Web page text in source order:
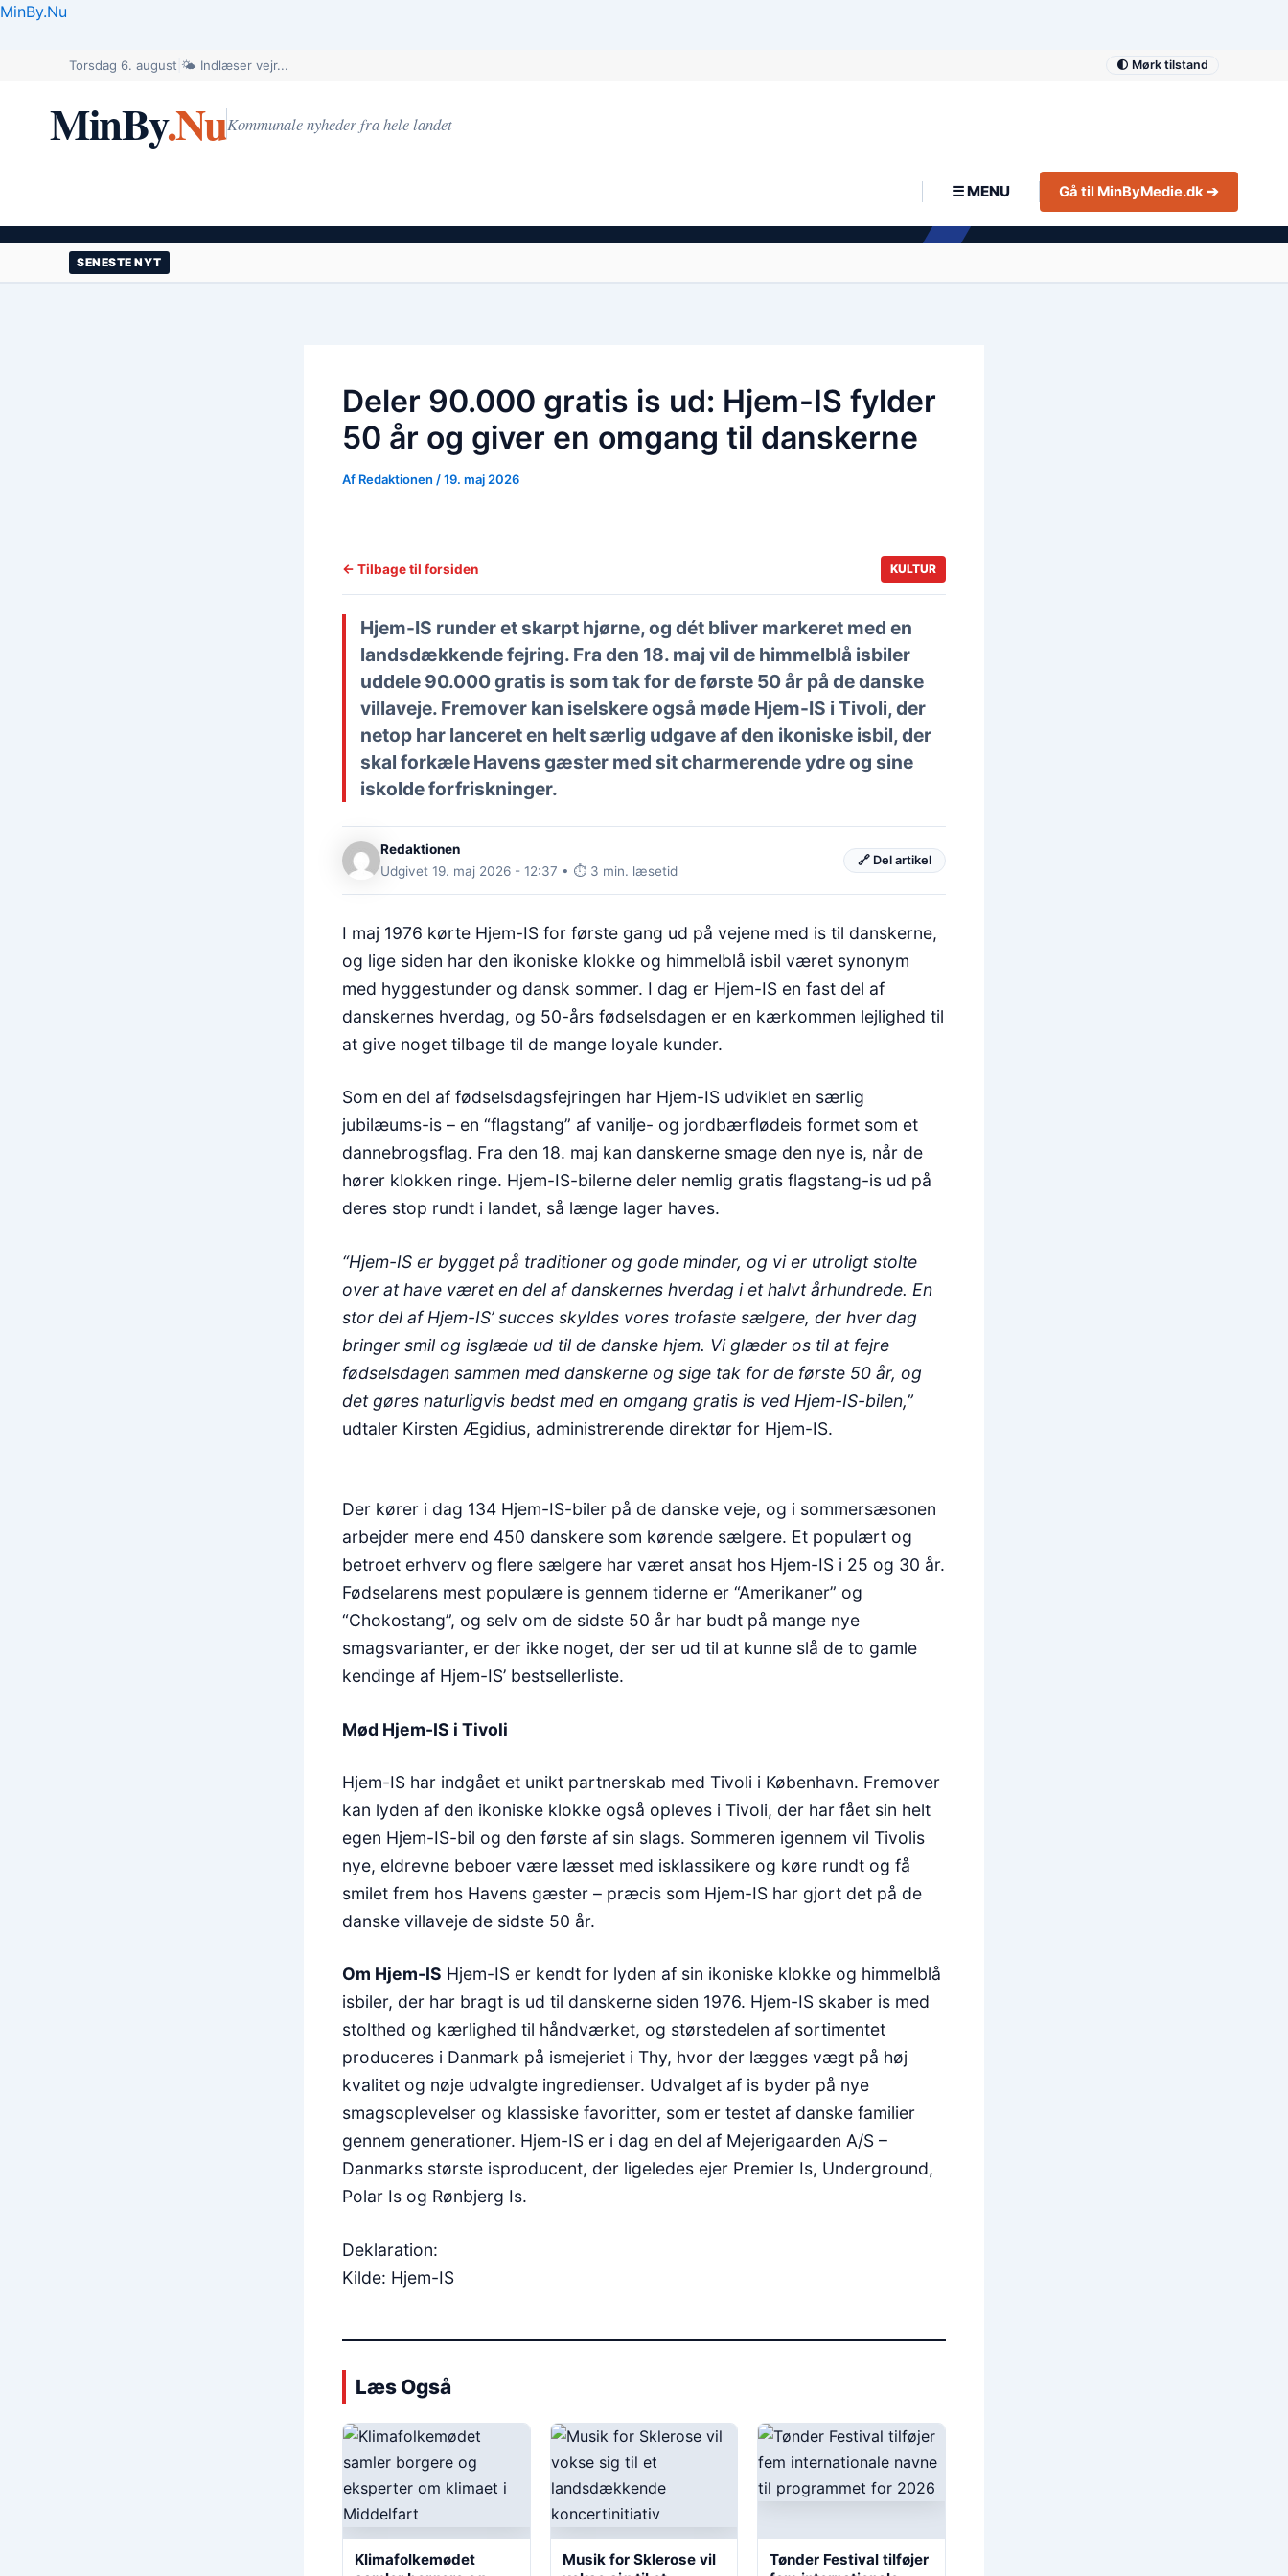
Gå
MinBy.Nu
Torsdag 6. august 🌤️ Indlæser vejr... 🌓 Mørk tilstand
MinBy.NuKommunale nyheder fra hele landet
☰ MENU Gå til MinByMedie.dk ➔
SENESTE NYT
Deler 90.000 gratis is ud: Hjem-IS fylder
50 år og giver en omgang til danskerne
Af Redaktionen /19. maj 2026
← Tilbage til forsiden KULTUR
Hjem-IS runder et skarpt hjørne, og dét bliver markeret med en
landsdækkende fejring. Fra den 18. maj vil de himmelblå isbiler
uddele 90.000 gratis is som tak for de første 50 år på de danske
villaveje. Fremover kan iselskere også møde Hjem-IS i Tivoli, der
netop har lanceret en helt særlig udgave af den ikoniske isbil, der
skal forkæle Havens gæster med sit charmerende ydre og sine
iskolde forfriskninger.
Redaktionen
Udgivet 19. maj 2026 - 12:37 • ⏱️ 3 min. læsetid
🔗 Del artikel
I maj 1976 kørte Hjem-IS for første gang ud på vejene med is til danskerne,
og lige siden har den ikoniske klokke og himmelblå isbil været synonym
med hyggestunder og dansk sommer. I dag er Hjem-IS en fast del af
danskernes hverdag, og 50-års fødselsdagen er en kærkommen lejlighed til
at give noget tilbage til de mange loyale kunder.
Som en del af fødselsdagsfejringen har Hjem-IS udviklet en særlig
jubilæums-is – en “flagstang” af vanilje- og jordbærflødeis formet som et
dannebrogsflag. Fra den 18. maj kan danskerne smage den nye is, når de
hører klokken ringe. Hjem-IS-bilerne deler nemlig gratis flagstang-is ud på
deres stop rundt i landet, så længe lager haves.
“Hjem-IS er bygget på traditioner og gode minder, og vi er utroligt stolte
over at have været en del af danskernes hverdag i et halvt århundrede. En
stor del af Hjem-IS’ succes skyldes vores trofaste sælgere, der hver dag
bringer smil og isglæde ud til de danske hjem. Vi glæder os til at fejre
fødselsdagen sammen med danskerne og sige tak for de første 50 år, og
det gøres naturligvis bedst med en omgang gratis is ved Hjem-IS-bilen,”
udtaler Kirsten Ægidius, administrerende direktør for Hjem-IS.
Der kører i dag 134 Hjem-IS-biler på de danske veje, og i sommersæsonen
arbejder mere end 450 danskere som kørende sælgere. Et populært og
betroet erhverv og flere sælgere har været ansat hos Hjem-IS i 25 og 30 år.
Fødselarens mest populære is gennem tiderne er “Amerikaner” og
“Chokostang”, og selv om de sidste 50 år har budt på mange nye
smagsvarianter, er der ikke noget, der ser ud til at kunne slå de to gamle
kendinge af Hjem-IS’ bestsellerliste.
Mød Hjem-IS i Tivoli
Hjem-IS har indgået et unikt partnerskab med Tivoli i København. Fremover
kan lyden af den ikoniske klokke også opleves i Tivoli, der har fået sin helt
egen Hjem-IS-bil og den første af sin slags. Sommeren igennem vil Tivolis
nye, eldrevne beboer være læsset med isklassikere og køre rundt og få
smilet frem hos Havens gæster – præcis som Hjem-IS har gjort det på de
danske villaveje de sidste 50 år.
Om Hjem-IS Hjem-IS er kendt for lyden af sin ikoniske klokke og himmelblå
isbiler, der har bragt is ud til danskerne siden 1976. Hjem-IS skaber is med
stolthed og kærlighed til håndværket, og størstedelen af sortimentet
produceres i Danmark på ismejeriet i Thy, hvor der lægges vægt på høj
kvalitet og nøje udvalgte ingredienser. Udvalget af is byder på nye
smagsoplevelser og klassiske favoritter, som er testet af danske familier
gennem generationer. Hjem-IS er i dag en del af Mejerigaarden A/S –
Danmarks største isproducent, der ligeledes ejer Premier Is, Underground,
Polar Is og Rønbjerg Is.
Deklaration:
Kilde: Hjem-IS
Læs Også
Klimafolkemødet
Musik for Sklerose vil
Tønder Festival tilføjer